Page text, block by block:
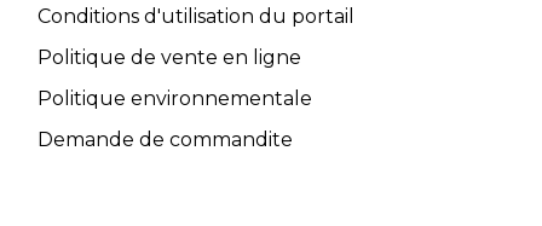
Conditions d'utilisation du portail
Politique de vente en ligne
Politique environnementale
Demande de commandite